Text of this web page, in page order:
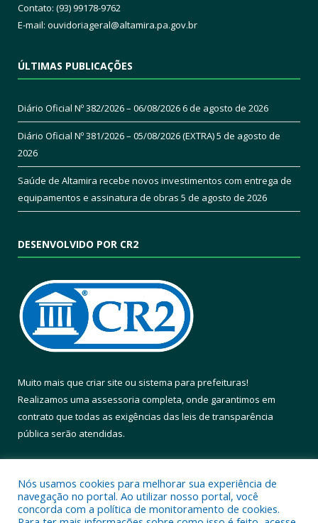
Contato: (93) 99178-9762
E-mail: ouvidoriageral@altamira.pa.gov.br
ÚLTIMAS PUBLICAÇÕES
Diário Oficial Nº 382/2026 – 06/08/20266 de agosto de 2026
Diário Oficial Nº 381/2026 – 05/08/2026 (EXTRA)5 de agosto de
2026
Saúde de Altamira recebe novos investimentos com entrega de
equipamentos e assinatura de obras 5 de agosto de 2026
DESENVOLVIDO POR CR2
Muito mais que criar site ou sistema para prefeituras!
Realizamos uma assessoria completa, onde garantimos em
contrato que todas as exigências das leis de transparência
pública serão atendidas.
Nós usamos cookies para melhorar sua experiência de
navegação no portal. Ao utilizar nosso portal, você
concorda com a política de monitoramento de cookies.